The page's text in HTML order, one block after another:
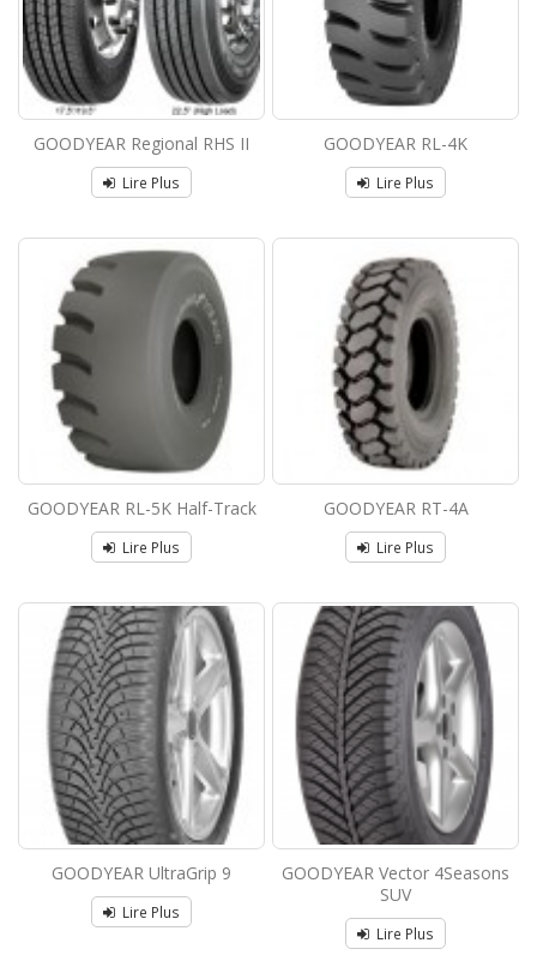
GOODYEAR Regional RHS II
Lire Plus
GOODYEAR RL-4K
Lire Plus
GOODYEAR RL-5K Half-Track
Lire Plus
GOODYEAR RT-4A
Lire Plus
GOODYEAR UltraGrip 9
Lire Plus
GOODYEAR Vector 4Seasons
SUV
Lire Plus